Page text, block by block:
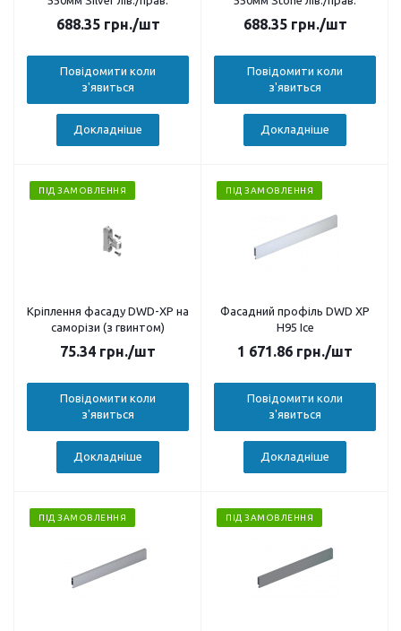
688.35грн./шт
Повідомити коли
з'явиться
Докладніше
688.35грн./шт
Повідомити коли
з'явиться
Докладніше
ПІД ЗАМОВЛЕННЯ
Кріплення фасаду DWD-XP на
саморізи (з гвинтом)
75.34 грн./шт
Повідомити коли
з'явиться
Докладніше
ПІД ЗАМОВЛЕННЯ
Фасадний профіль DWD XP
H95 Ice
1 671.86 грн./шт
Повідомити коли
з'явиться
Докладніше
ПІД ЗАМОВЛЕННЯ ПІД ЗАМОВЛЕННЯ